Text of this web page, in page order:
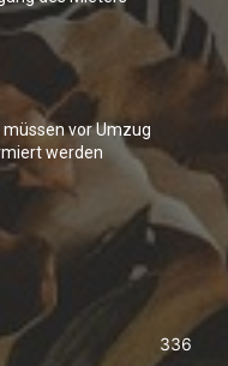
vor Umzug
werden
336